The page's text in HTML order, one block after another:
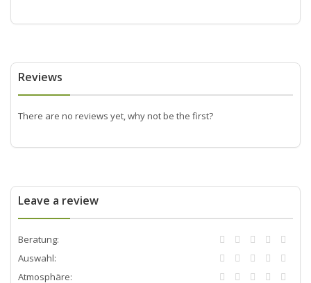
Reviews
There are no reviews yet, why not be the first?
Leave a review
Beratung:
Auswahl:
Atmosphäre: